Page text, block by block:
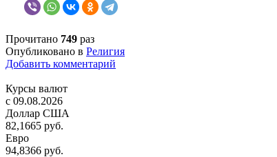
Прочитано 749 раз
Опубликовано в Религия
Добавить комментарий
Курсы валют
c 09.08.2026
Доллар США
82,1665 руб.
Евро
94,8366 руб.